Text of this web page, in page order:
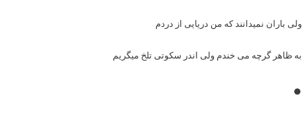
ولی باران نمیدانند که من دریایی از دردم
به ظاهر گرچه می خندم ولی اندر سکوتی تلخ میگریم
•